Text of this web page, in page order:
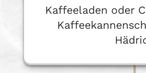
Kaffeeladen oder